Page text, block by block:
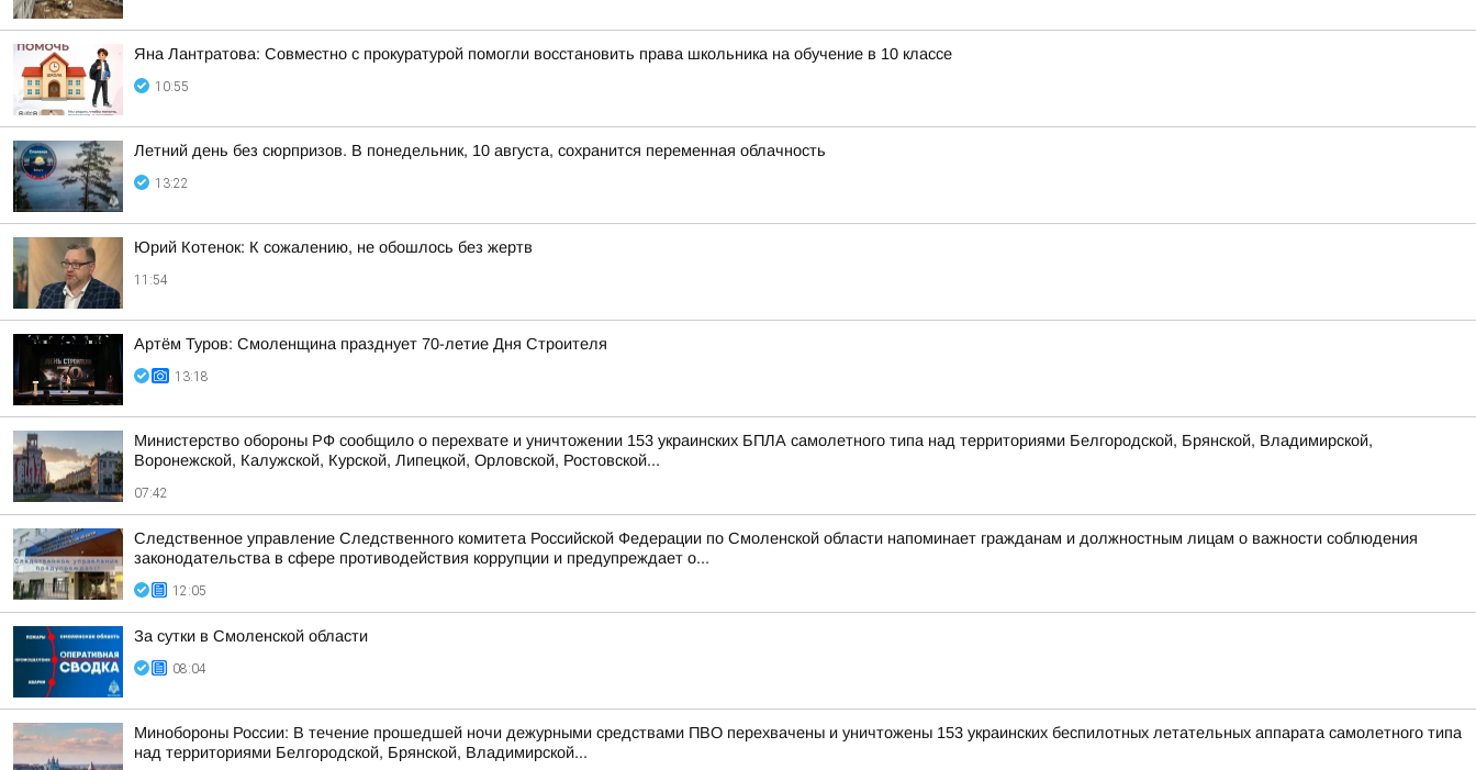
Яна Лантратова: Совместно с прокуратурой помогли восстановить права школьника на обучение в 10 классе
10:55
Летний день без сюрпризов. В понедельник, 10 августа, сохранится переменная облачность
13:22
Юрий Котенок: К сожалению, не обошлось без жертв
11:54
Артём Туров: Смоленщина празднует 70-летие Дня Строителя
13:18
Министерство обороны РФ сообщило о перехвате и уничтожении 153 украинских БПЛА самолетного типа над территориями Белгородской, Брянской, Владимирской,
Воронежской, Калужской, Курской, Липецкой, Орловской, Ростовской...
07:42
Следственное управление Следственного комитета Российской Федерации по Смоленской области напоминает гражданам и должностным лицам о важности соблюдения
законодательства в сфере противодействия коррупции и предупреждает о...
12:05
За сутки в Смоленской области
08:04
Минобороны России: В течение прошедшей ночи дежурными средствами ПВО перехвачены и уничтожены 153 украинских беспилотных летательных аппарата самолетного типа
над территориями Белгородской, Брянской, Владимирской...